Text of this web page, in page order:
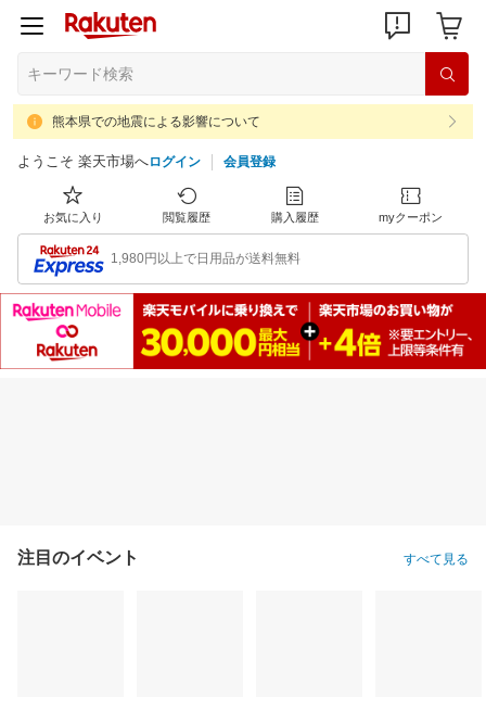
熊本県での地震による影響について
ようこそ 楽天市場へログイン 会員登録
お気に入り 閲覧履歴 購入履歴 myクーポン
1,980円以上で日用品が送料無料
注目のイベント すべて見る